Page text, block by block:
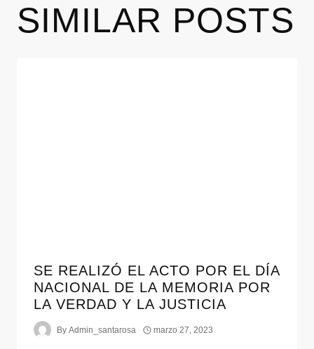
SIMILAR POSTS
SE REALIZÓ EL ACTO POR EL DÍA
NACIONAL DE LA MEMORIA POR
LA VERDAD Y LA JUSTICIA
By Admin_santarosa marzo 27, 2023